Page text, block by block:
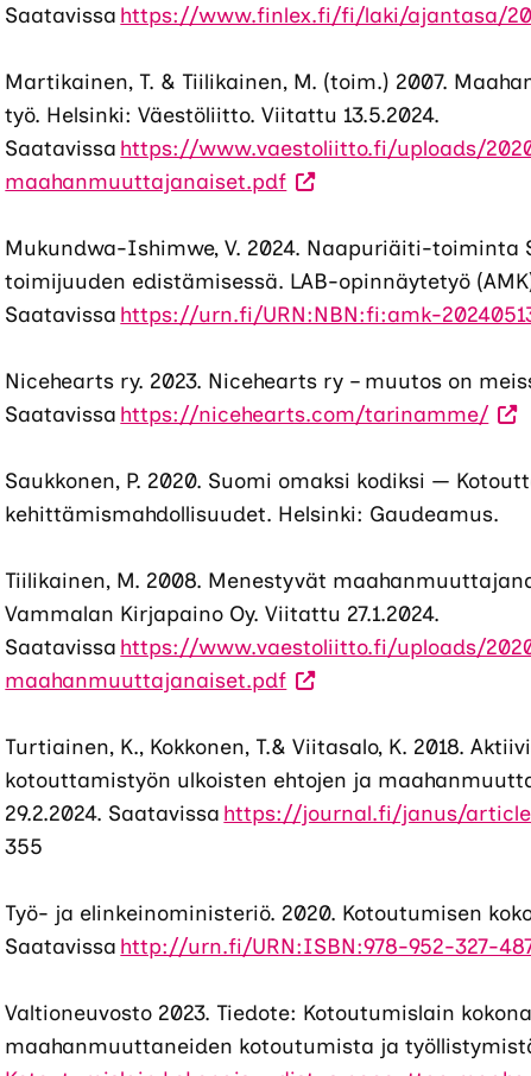
Saatavissa https://www.finlex.fi/fi/laki/ajantasa/
Martikainen, T. & Tiilikainen, M. (toim.) 2007.
työ. Helsinki: Väestöliitto. Viitattu 13.5.2024.
Saatavissa https://www.vaestoliitto.fi/uploads/
maahanmuuttajanaiset.pdf(Vieraile
sivustolla.
Linkki
avautuu
välilehteen.)
Mukundwa-Ishimwe, V. 2024. Naapuriäiti-toiminta
toimijuuden edistämisessä. LAB-opinnäytetyö
Saatavissa https://urn.fi/URN:NBN:fi:amk-
Nicehearts ry. 2023. Nicehearts ry – muutos on
Saatavissa https://nicehearts.com/tarinamme/
Saukkonen, P. 2020. Suomi omaksi kodiksi —
kehittämismahdollisuudet. Helsinki: Gaudeamus.
Tiilikainen, M. 2008. Menestyvät
Vammalan Kirjapaino Oy. Viitattu 27.1.2024.
Saatavissa https://www.vaestoliitto.fi/uploads/
maahanmuuttajanaiset.pdf(Vieraile
sivustolla.
Linkki
avautuu
Turtiainen, K., Kokkonen, T.& Viitasalo, K. 2018.
kotouttamistyön ulkoisten ehtojen ja
29.2.2024. Saatavissa https://journal.fi/janus/
355
Työ- ja elinkeinoministeriö. 2020. Kotoutumisen
Saatavissa http://urn.fi/URN:ISBN:978-952-327-
Valtioneuvosto 2023. Tiedote: Kotoutumislain
maahanmuuttaneiden kotoutumista ja